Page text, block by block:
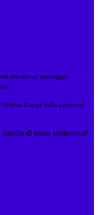
inviato un messaggio
il reset della password
di posta elettronica!